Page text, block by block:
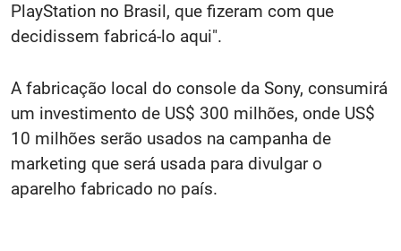
PlayStation no Brasil, que fizeram com que
decidissem fabricá-lo aqui".
A fabricação local do console da Sony, consumirá
um investimento de US$ 300 milhões, onde US$
10 milhões serão usados na campanha de
marketing que será usada para divulgar o
aparelho fabricado no país.